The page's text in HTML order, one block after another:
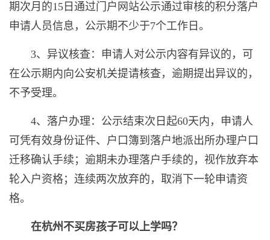
期次月的15日通过门户网站公示通过审核的积分落户
申请人员信息，公示期不少于7个工作日。
3、异议核查：申请人对公示内容有异议的，可
在公示期内向公安机关提请核查，逾期提出异议的，
不予受理。
4、落户办理：公示结束次日起60天内，申请人
可凭有效身份证件、户口簿到落户地派出所办理户口
迁移确认手续；逾期未办理落户手续的，视作放弃本
轮入户资格；连续两次放弃的，取消下一轮申请资
格。
在杭州不买房孩子可以上学吗？